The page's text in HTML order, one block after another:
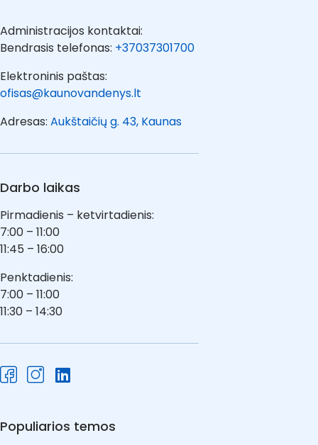
Administracijos kontaktai:
Bendrasis telefonas: +37037301700
Elektroninis paštas:
ofisas@kaunovandenys.lt
Adresas: Aukštaičių g. 43, Kaunas
Darbo laikas
Pirmadienis – ketvirtadienis:
7:00 – 11:00
11:45 – 16:00
Penktadienis:
7:00 – 11:00
11:30 – 14:30
Populiarios temos